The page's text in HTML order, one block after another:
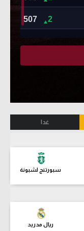
غدا
سبورتنج لشبونة
ريال مدريد